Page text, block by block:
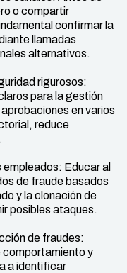
o compartir
confirmar la
llamadas
alternativos.
rigurosos:
para la gestión
en varios
reduce
Educar al
de fraude basados
y la clonación de
posibles ataques.
de fraudes:
comportamiento y
a identificar